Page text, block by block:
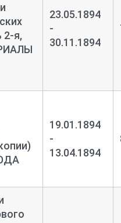
2-я,
23.05.1894
-
30.11.1894
19.01.1894
-
13.04.1894